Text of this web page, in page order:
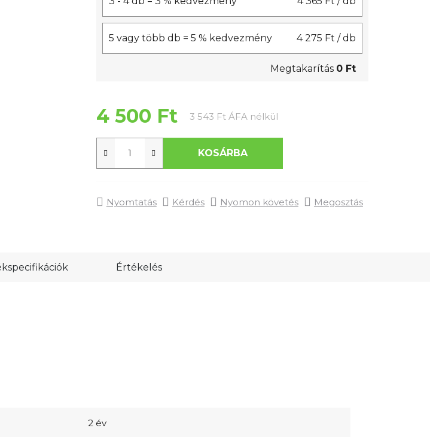
5 vagy több db = 5 % kedvezmény 4 275 Ft / db
Megtakarítás 0 Ft
4 500 Ft 3 543 Ft ÁFA nélkülEgységár:
KOSÁRBA
Nyomtatás Kérdés Nyomon követés Megosztás
Értékelés
2 év